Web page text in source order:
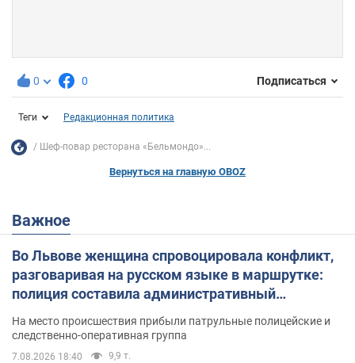
0 0 Подписаться
Теги Редакционная политика
Шеф-повар ресторана «Бельмондо»...
Вернуться на главную OBOZ
Важное
Во Львове женщина спровоцировала конфликт,
разговаривая на русском языке в маршрутке:
полиция составила административный
На место происшествия прибыли патрульные полицейские и
следственно-оперативная группа
7.08.2026 18:40 9,9 т.